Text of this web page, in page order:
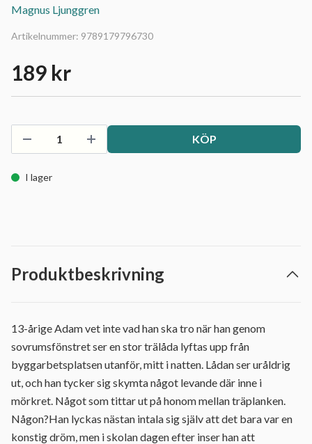
Magnus Ljunggren
Artikelnummer: 9789179796730
189 kr
KÖP
I lager
Produktbeskrivning
13-årige Adam vet inte vad han ska tro när han genom
sovrumsfönstret ser en stor trälåda lyftas upp från
byggarbetsplatsen utanför, mitt i natten. Lådan ser uråldrig
ut, och han tycker sig skymta något levande där inne i
mörkret. Något som tittar ut på honom mellan träplanken.
Någon?Han lyckas nästan intala sig själv att det bara var en
konstig dröm, men i skolan dagen efter inser han att